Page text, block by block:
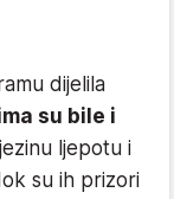
dijelila
su bile i
ljepotu i
su ih prizori